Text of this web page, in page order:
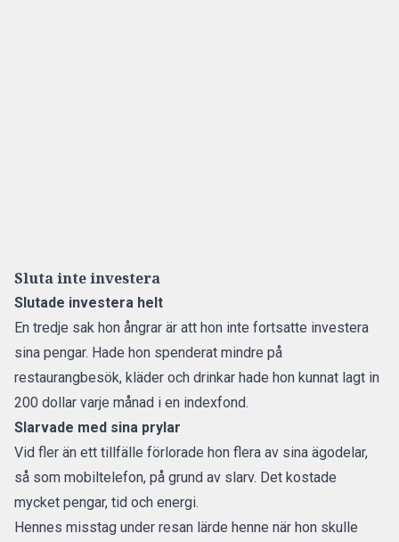
Sluta inte investera
Slutade investera helt
En tredje sak hon ångrar är att hon inte fortsatte investera
sina pengar. Hade hon spenderat mindre på
restaurangbesök, kläder och drinkar hade hon kunnat lagt in
200 dollar varje månad i en indexfond.
Slarvade med sina prylar
Vid fler än ett tillfälle förlorade hon flera av sina ägodelar,
så som mobiltelefon, på grund av slarv. Det kostade
mycket pengar, tid och energi.
Hennes misstag under resan lärde henne när hon skulle